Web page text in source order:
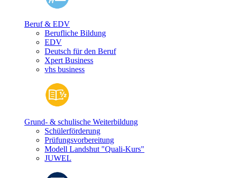
Beruf & EDV
Berufliche Bildung
EDV
Deutsch für den Beruf
Xpert Business
vhs business
Grund- & schulische Weiterbildung
Schülerförderung
Prüfungsvorbereitung
Modell Landshut "Quali-Kurs"
JUWEL